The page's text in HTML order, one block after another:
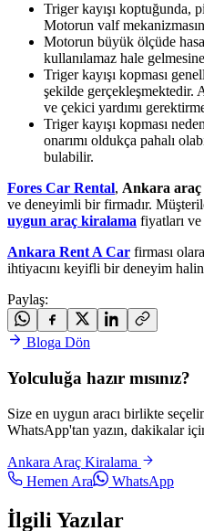
Triger kayışı koptuğunda,
Motorun valf
Motorun büyük ölçüde
kullanılamaz hale
Triger kayışı kopması
şekilde gerçekleşmektedir.
ve çekici yardımı
Triger kayışı kopması
onarımı oldukça pahalı
bulabilir.
Fores Car Rental, Ankara
ve deneyimli bir firmadır.
uygun araç kiralama fiyatları
Ankara Rent A Car firması
ihtiyacını keyifli bir deneyim
Paylaş:
Bloga Dön
Yolculuğa hazır mısınız?
Size en uygun aracı birlikte
WhatsApp'tan yazın, dakikalar
Ankara Araç Kiralama
Hemen Ara
WhatsApp
İlgili Yazılar